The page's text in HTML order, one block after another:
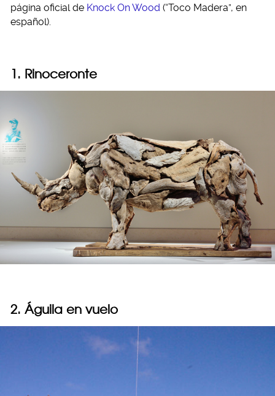
página oficial de Knock On Wood (“Toco Madera”, en
español).
1. Rinoceronte
2. Águila en vuelo